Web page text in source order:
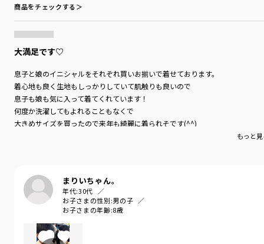
商品をチェックする＞
大満足です♡
息子と娘のイニシャルをそれぞれ買いお揃いで着せております。
着心地も良く生地もしっかりしていて肌触りも良いので
息子も娘も気に入って着てくれています！
何度か洗濯してもよれることもなくで
大きめサイズを買ったので来年も綺麗に着られそです(^^)
もっと
まりいちゃん。
年代:30代
お子さまの性別:男の子
お子さまの年齢:8歳